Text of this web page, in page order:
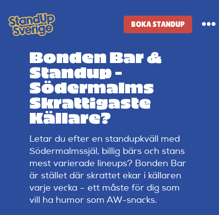
to
content
BOKA STANDUP
Standup-butik
Komiker
Lineup
Tidigare lineup
Klubbar
Bonden Bar &
Standup –
Södermalms
Skrattigaste
Källare?
Letar du efter en standupkväll med
Södermalmssjäl, billig bärs och stans
mest varierade lineups? Bonden Bar
är stället där skrattet ekar i källaren
varje vecka – ett måste för dig som
vill ha humor som AW-snacks.